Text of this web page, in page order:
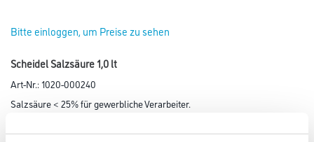
Bitte einloggen, um Preise zu sehen
Scheidel Salzsäure 1,0 lt
Art-Nr.:1020-000240
Salzsäure < 25% für gewerbliche Verarbeiter.
Farbtonbezeichnung